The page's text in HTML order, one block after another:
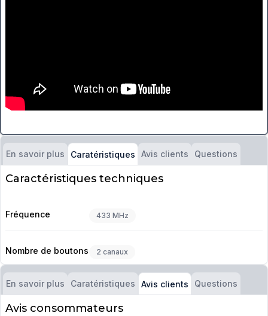
En savoir plus Caratéristiques Avis clients Questions
Caractéristiques techniques
Fréquence 433 MHz
Nombre de boutons 2 canaux
En savoir plus Caratéristiques Avis clients Questions
Avis consommateurs